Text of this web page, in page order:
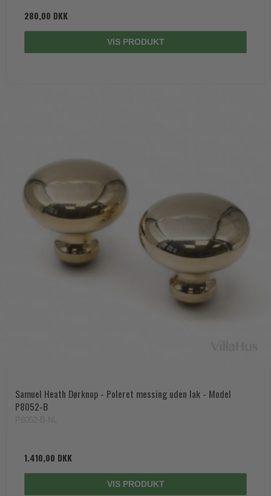
280,00 DKK
VIS PRODUKT
Samuel Heath Dørknop - Poleret messing uden lak - Model
P8052-B
1.410,00 DKK
VIS PRODUKT